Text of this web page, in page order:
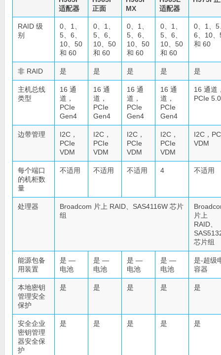
适配器
正面
MX
适配器
RAID 级
别
0、1、
5、6、
10、50
和 60
0、1、
5、6、
10、50
和 60
0、1、
5、6、
10、50
和 60
0、1、
5、6、
10、50
和 60
0、1、5
6、10、
和 60
非 RAID 是 是 是 是 是
主机总线
类型
16 通
道，
PCIe
Gen4
16 通
道，
PCIe
Gen4
16 通
道，
PCIe
Gen4
16 通
道，
PCIe
Gen4
16 通道
PCIe 5.0
边带管理
I2C，
PCIe
VDM
I2C，
PCIe
VDM
I2C，
PCIe
VDM
I2C，
PCIe
VDM
I2C，
VDM
每个端口
的机柜数
量
不适用 不适用 不适用 4 不适用
处理器
Broadcom 片上 RAID、SAS4116W 芯片
组
片上
RAID、
芯片组
能源包备
用装置
是 —
电池
是 —
电池
是 —
电池
是 —
电池
是-超级
容器
本地密钥
管理安全
保护
是 是 是 是 是
安全企业
密钥管理
器安全保
护
是 是 是 是 是